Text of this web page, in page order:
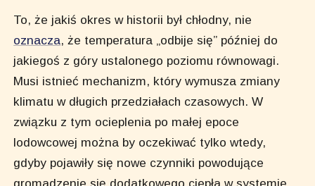
To, że jakiś okres w historii był chłodny, nie
oznacza, że temperatura „odbije się” później do
jakiegoś z góry ustalonego poziomu równowagi.
Musi istnieć mechanizm, który wymusza zmiany
klimatu w długich przedziałach czasowych. W
związku z tym ocieplenia po małej epoce
lodowcowej można by oczekiwać tylko wtedy,
gdyby pojawiły się nowe czynniki powodujące
gromadzenie się dodatkowego ciepła w systemie